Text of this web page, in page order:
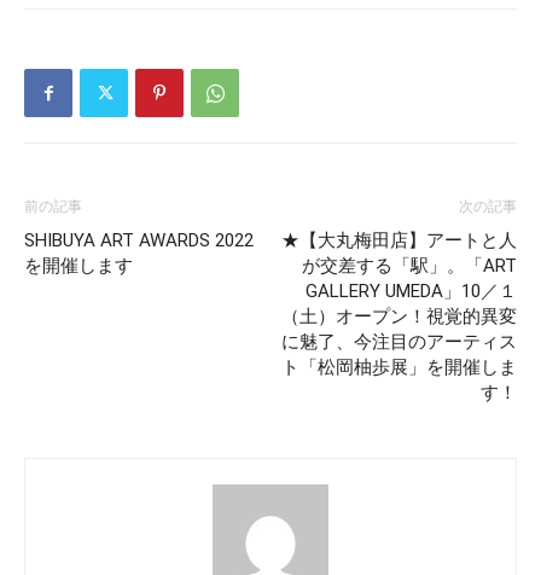
前の記事
SHIBUYA ART AWARDS 2022
を開催します
次の記事
★【大丸梅田店】アートと人
が交差する「駅」。「ART
GALLERY UMEDA」10／１
（土）オープン！視覚的異変
に魅了、今注目のアーティス
ト「松岡柚歩展」を開催しま
す！